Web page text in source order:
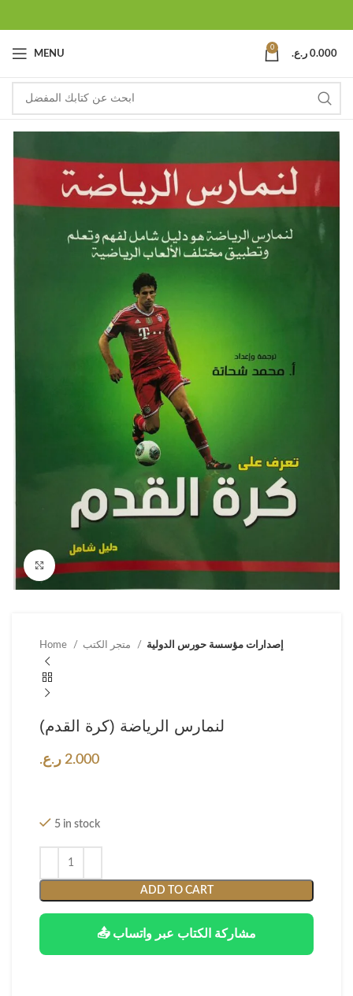
MENU
0
0.000 ر.ع.
Click to enlarge
Home إصدارات مؤسسة حورس الدولية
لنمارس الرياضة (كرة القدم)
2.000 ر.ع.
5 in stock
ADD TO CART
📤 مشاركة الكتاب عبر واتساب